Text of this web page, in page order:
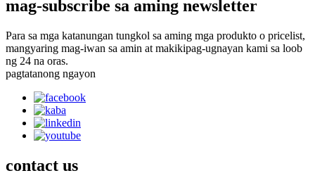
mag-subscribe sa aming newsletter
Para sa mga katanungan tungkol sa aming mga produkto o pricelist,
mangyaring mag-iwan sa amin at makikipag-ugnayan kami sa loob
ng 24 na oras.
pagtatanong ngayon
contact us